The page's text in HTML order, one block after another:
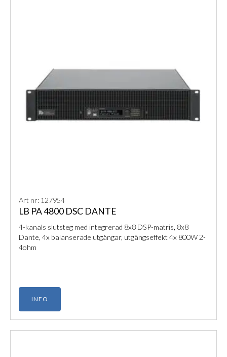
Art nr: 127954
LB PA 4800 DSC DANTE
4-kanals slutsteg med integrerad 8x8 DSP-matris, 8x8
Dante, 4x balanserade utgångar, utgångseffekt 4x 800W 2-
4ohm
INFO